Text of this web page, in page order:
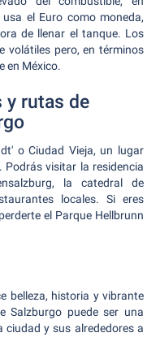
el Euro como moneda,
de llenar el tanque. Los
volátiles pero, en términos
en México.
rutas de
o Ciudad Vieja, un lugar
visitar la residencia
la catedral de
locales. Si eres
el Parque Hellbrunn
belleza, historia y vibrante
Salzburgo puede ser una
ciudad y sus alrededores a